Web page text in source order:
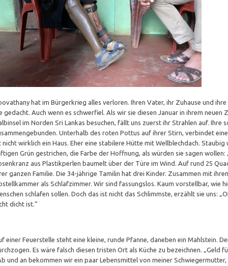
hat im Bürgerkrieg alles verloren. Ihren Vater, ihr Zuhause und
gedacht. Auch wenn es schwerfiel. Als wir sie diesen Januar in ihrem neuen
im Norden Sri Lankas besuchen, fällt uns zuerst ihr Strahlen auf. Ihre
Unterhalb des roten Pottus auf ihrer Stirn, verbindet
nicht wirklich ein Haus. Eher eine stabilere Hütte mit Wellblechdach. Staubig
Grün gestrichen, die Farbe der Hoffnung, als würden sie sagen wollen:
aus Plastikperlen baumelt über der Türe im Wind. Auf rund 25
ganzen Familie. Die 34-jährige Tamilin hat drei Kinder. Zusammen mit
als Schlafzimmer. Wir sind fassungslos. Kaum vorstellbar, wie
schlafen sollen. Doch das ist nicht das Schlimmste, erzählt sie uns:
dicht ist.“
einer Feuerstelle steht eine kleine, runde Pfanne, daneben ein Mahlstein.
Es wäre falsch diesen tristen Ort als Küche zu bezeichnen. „Geld
und an bekommen wir ein paar Lebensmittel von meiner